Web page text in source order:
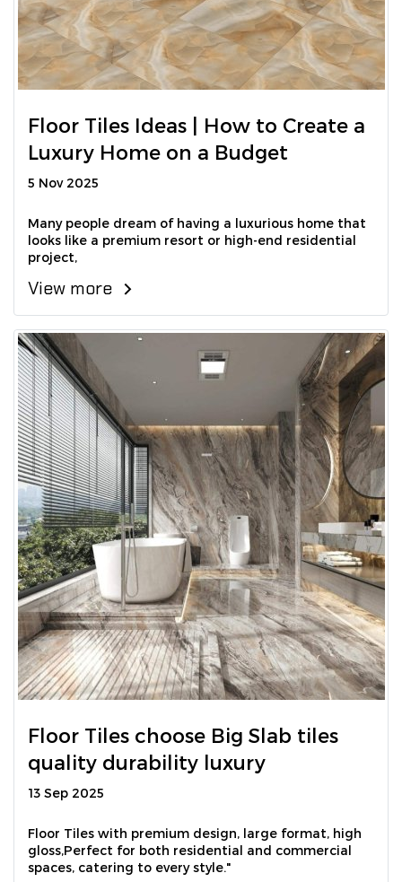
Floor Tiles Ideas | How to Create a
Luxury Home on a Budget
5 Nov 2025
Many people dream of having a luxurious home that
looks like a premium resort or high-end residential
project,
View more
Floor Tiles choose Big Slab tiles
quality durability luxury
13 Sep 2025
Floor Tiles with premium design, large format, high
gloss,Perfect for both residential and commercial
spaces, catering to every style."